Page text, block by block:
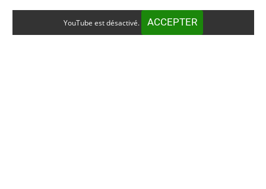
YouTube est désactivé. ACCEPTER